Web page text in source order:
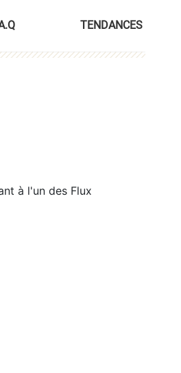
TENDANCES
à l'un des Flux